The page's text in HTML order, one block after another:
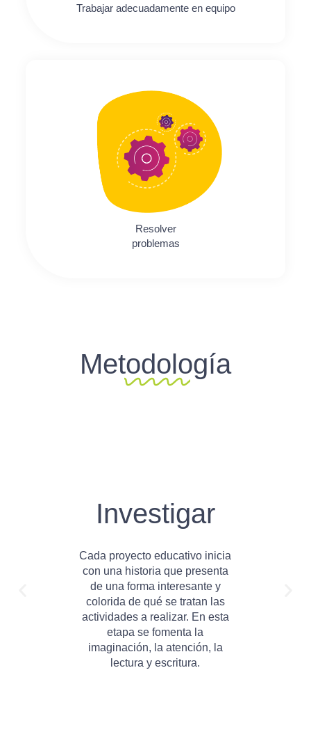
Trabajar adecuadamente en equipo
Resolver
problemas
Metodología
Investigar
Cada proyecto educativo inicia
con una historia que presenta
de una forma interesante y
colorida de qué se tratan las
actividades a realizar. En esta
etapa se fomenta la
imaginación, la atención, la
lectura y escritura.